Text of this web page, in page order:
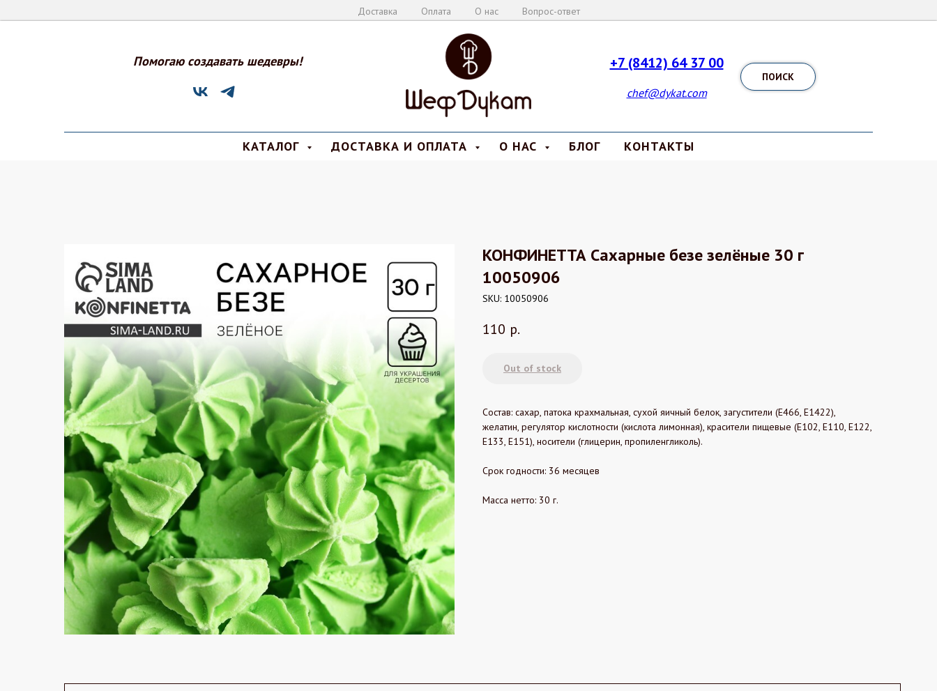
Доставка Оплата О нас Вопрос-ответ
Помогаю создавать шедевры! +7 (8412) 64 37 00
chef@dykat.com
ПОИСК
КАТАЛОГ ДОСТАВКА И ОПЛАТА О НАС БЛОГ КОНТАКТЫ
КОНФИНЕТТА Сахарные безе зелёные 30 г
10050906
SKU: 10050906
110 р.
Out of stock
Состав: сахар, патока крахмальная, сухой яичный белок, загустители (Е466, Е1422),
желатин, регулятор кислотности (кислота лимонная), красители пищевые (Е102, Е110, Е122,
Е133, Е151), носители (глицерин, пропиленгликоль).
Срок годности: 36 месяцев
Масса нетто: 30 г.